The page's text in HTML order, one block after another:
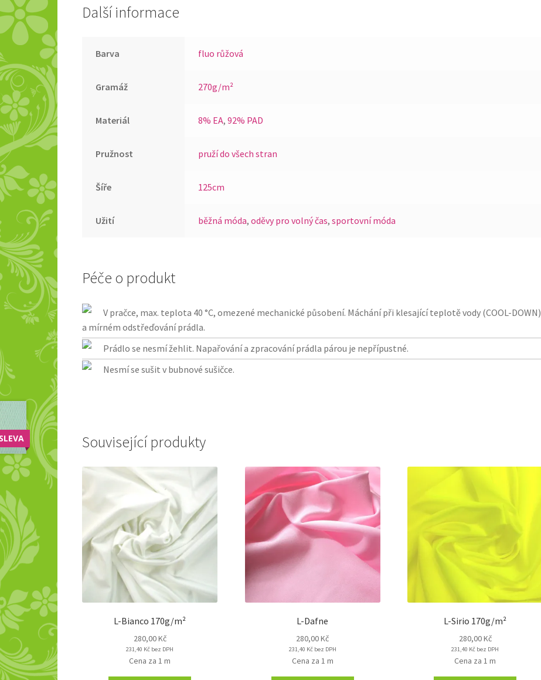
Další informace
Barva fluo růžová
Gramáž 270g/m²
Materiál 8% EA, 92% PAD
Pružnost pruží do všech stran
Šíře 125cm
Užití běžná móda, oděvy pro volný čas, sportovní móda
Péče o produkt
V pračce, max. teplota 40 °C, omezené mechanické působení. Máchání při klesající teplotě vody (COOL-DOWN)
a mírném odstřeďování prádla.
Prádlo se nesmí žehlit. Napařování a zpracování prádla párou je nepřípustné.
Nesmí se sušit v bubnové sušičce.
Související produkty
L-Bianco 170g/m²
280,00Kč
231,40 Kč bez DPH
Cena za 1 m
L-Dafne
280,00Kč
231,40 Kčbez DPH
Cena za 1 m
L-Sirio 170g/m²
280,00Kč
231,40 Kč bez DPH
Cena za 1 m